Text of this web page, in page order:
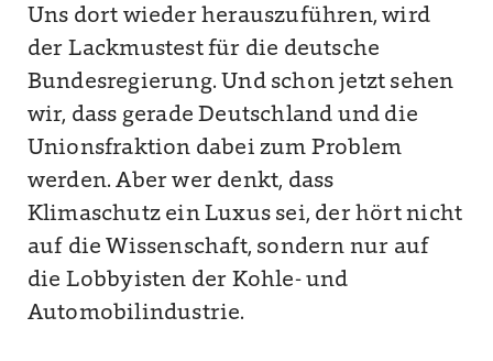
Uns dort wieder herauszuführen, wird
der Lackmustest für die deutsche
Bundesregierung. Und schon jetzt sehen
wir, dass gerade Deutschland und die
Unionsfraktion dabei zum Problem
werden. Aber wer denkt, dass
Klimaschutz ein Luxus sei, der hört nicht
auf die Wissenschaft, sondern nur auf
die Lobbyisten der Kohle- und
Automobilindustrie.